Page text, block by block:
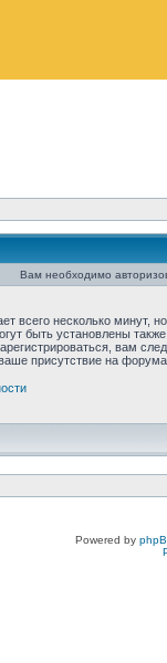
Вам необходимо
всего несколько минут, но
быть установлены также
вам
присутствие на
Powered by